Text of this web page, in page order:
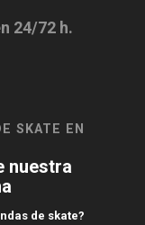
24/72 h.
SKATE EN
nuestra
de skate?